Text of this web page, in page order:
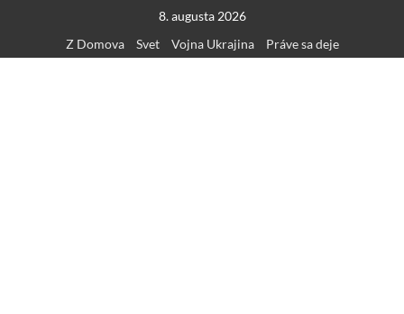
content
8. augusta 2026
Z Domova
Svet Vojna Ukrajina Práve sa deje